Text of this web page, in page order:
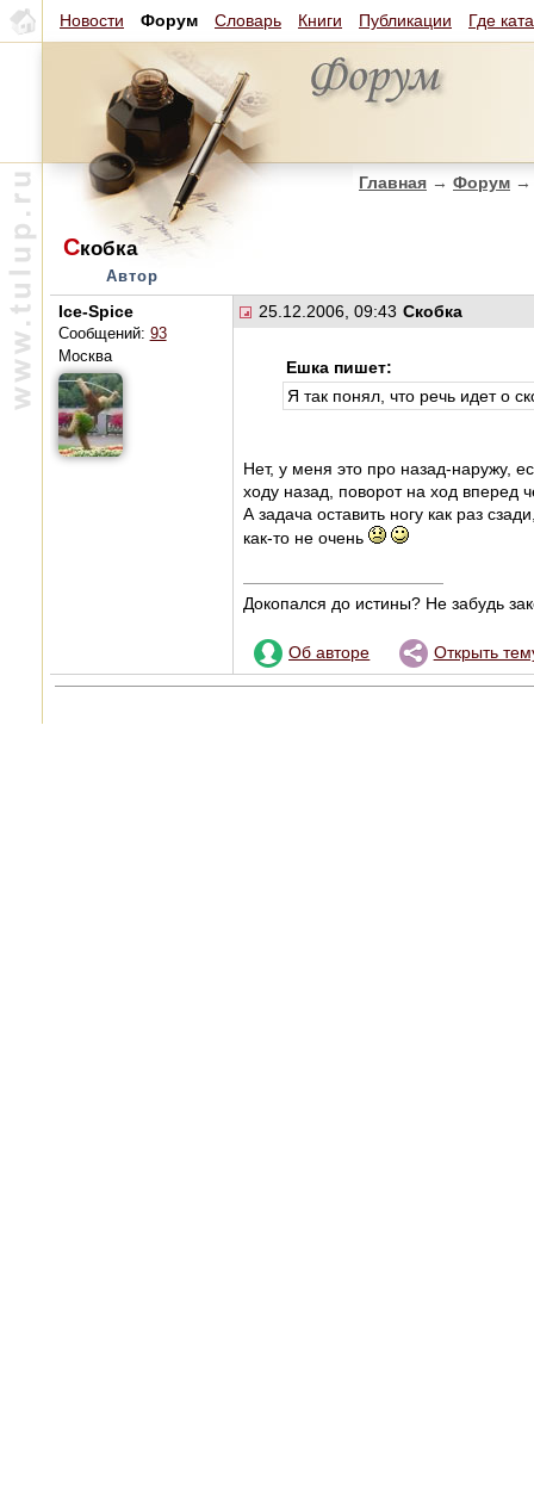
Новости Форум Словарь Книги Публикации Где
Главная → Форум →
Скобка
Автор
Ice-Spice
Сообщений: 93
Москва
25.12.2006, 09:43 Скобка
Ешка пишет:
Я так понял, что речь идет о
Нет, у меня это про назад-наружу,
ходу назад, поворот на ход вперед
А задача оставить ногу как раз
как-то не очень
Докопался до истины? Не забудь
Об авторе Открыть